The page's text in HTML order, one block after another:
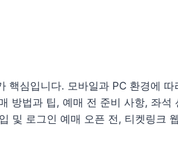
핵심입니다. 모바일과 PC 환경에
방법과 팁, 예매 전 준비 사항, 좌석
및 로그인 예매 오픈 전, 티켓링크